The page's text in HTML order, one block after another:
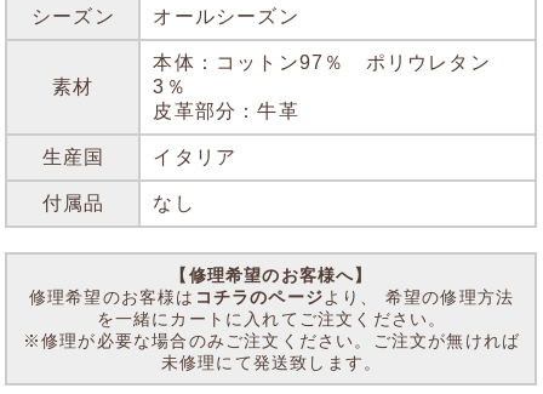
シーズン オールシーズン
素材
本体：コットン97％ ポリウレタン
3％
皮革部分：牛革
生産国 イタリア
付属品 なし
【修理希望のお客様へ】
修理希望のお客様は コチラのページより、 希望の修理方法
を一緒にカートに入れてご注文ください。
※修理が必要な場合のみご注文ください。ご注文が無ければ
未修理にて発送致します。